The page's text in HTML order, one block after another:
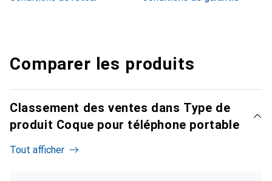
Comparer les produits
Classement des ventes dans Type de
produit Coque pour téléphone portable
Tout afficher